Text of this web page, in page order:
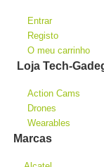
Entrar
Registo
O meu carrinho
Loja Tech-
Action Cams
Drones
Wearables
Marcas